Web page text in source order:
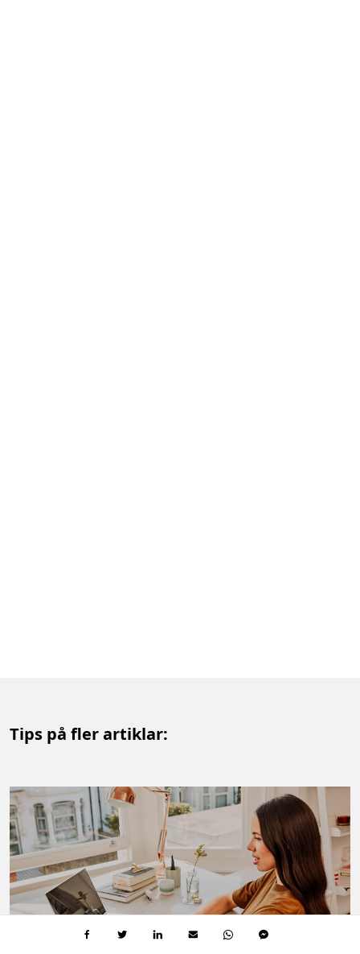
Tips på fler artiklar: